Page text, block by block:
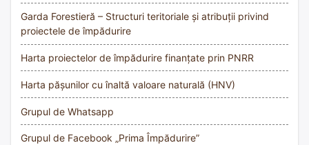
Garda Forestieră – Structuri teritoriale și atribuții privind
proiectele de împădurire
Harta proiectelor de împădurire finanțate prin PNRR
Harta pășunilor cu înaltă valoare naturală (HNV)
Grupul de Whatsapp
Grupul de Facebook „Prima Împădurire”